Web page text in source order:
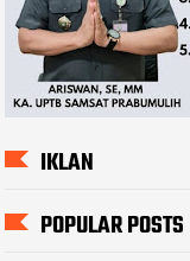
IKLAN
POPULAR POSTS